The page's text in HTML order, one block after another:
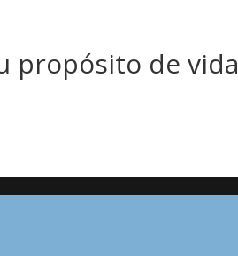
propósito de vida